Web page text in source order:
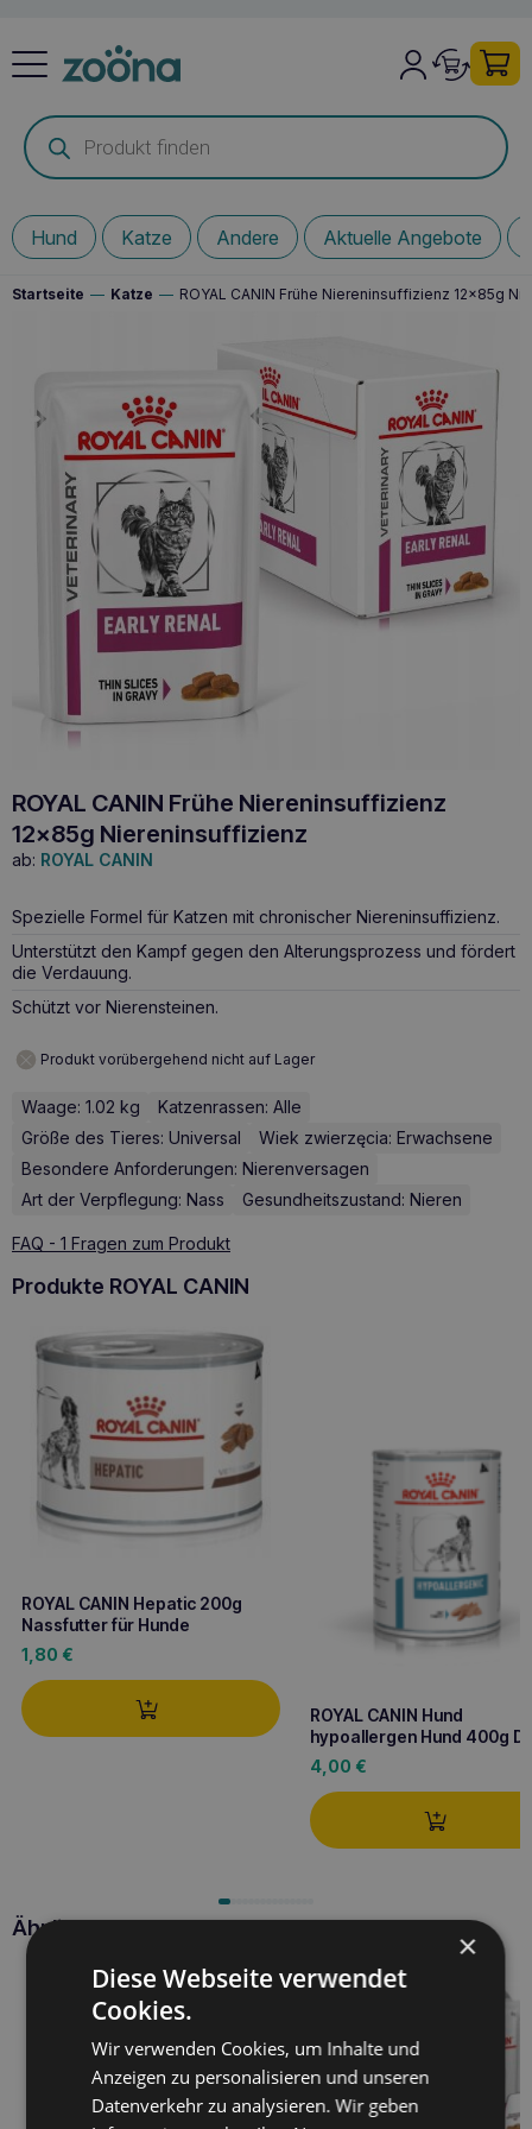
Products
search
Hund Katze Andere Aktuelle Angebote
Startseite — Katze — ROYAL CANIN Frühe Niereninsuffizienz 12x85g
ROYAL CANIN Frühe Niereninsuffizienz
12x85g Niereninsuffizienz
ab: ROYAL CANIN
Spezielle Formel für Katzen mit chronischer Niereninsuffizienz.
Unterstützt den Kampf gegen den Alterungsprozess und fördert
die Verdauung.
Schützt vor Nierensteinen.
Produkt vorübergehend nicht auf Lager
Waage: 1.02 kg
Katzenrassen: Alle
Größe des Tieres: Universal
Wiek zwierzęcia: Erwachsene
Besondere Anforderungen: Nierenversagen
Art der Verpflegung: Nass
Gesundheitszustand: Nieren
FAQ - 1 Fragen zum Produkt
Produkte ROYAL CANIN
ROYAL CANIN Hepatic 200g
Nassfutter für Hunde
1,80 €
ROYAL CANIN Hund
hypoallergen Hund 400g
4,00 €
Ähnliche Produkte ×
Diese Webseite verwendet
Cookies.
Wir verwenden Cookies, um Inhalte und
Anzeigen zu personalisieren und unseren
Datenverkehr zu analysieren. Wir geben